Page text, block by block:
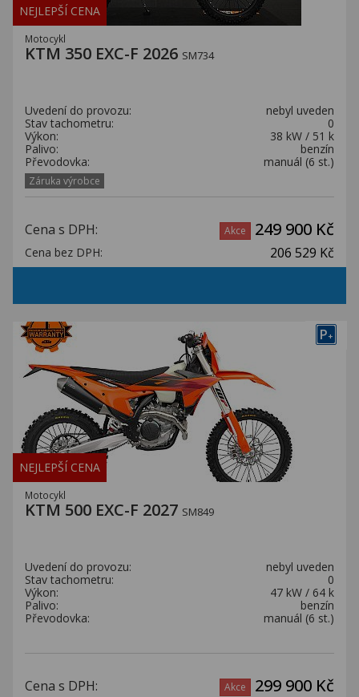
NEJLEPŠÍ CENA
Motocykl
KTM 350 EXC-F 2026 SM734
Uvedení do provozu:
nebyl uveden
Stav tachometru:
0
Výkon:
38 kW / 51 k
Palivo:
benzín
Převodovka:
manuál (6 st.)
Záruka výrobce
Cena s DPH: Akce 249 900 Kč
Cena bez DPH: 206 529 Kč
P+
NEJLEPŠÍ CENA
Motocykl
KTM 500 EXC-F 2027 SM849
Uvedení do provozu:
nebyl uveden
Stav tachometru:
0
Výkon:
47 kW / 64 k
Palivo:
benzín
Převodovka:
manuál (6 st.)
Cena s DPH: Akce 299 900 Kč